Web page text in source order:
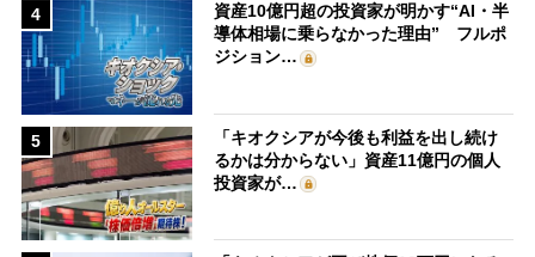
4
資産10億円超の投資家が明かす“AI・半
導体相場に乗らなかった理由” フルポ
ジション…
5
「キオクシアが今後も利益を出し続け
るかは分からない」資産11億円の個人
投資家が…